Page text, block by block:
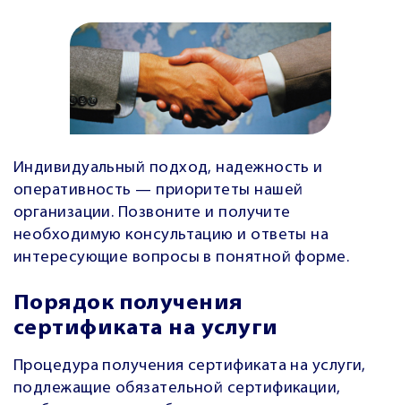
Индивидуальный подход, надежность и
оперативность — приоритеты нашей
организации. Позвоните и получите
необходимую консультацию и ответы на
интересующие вопросы в понятной форме.
Порядок получения
сертификата на услуги
Процедура получения сертификата на услуги,
подлежащие обязательной сертификации,